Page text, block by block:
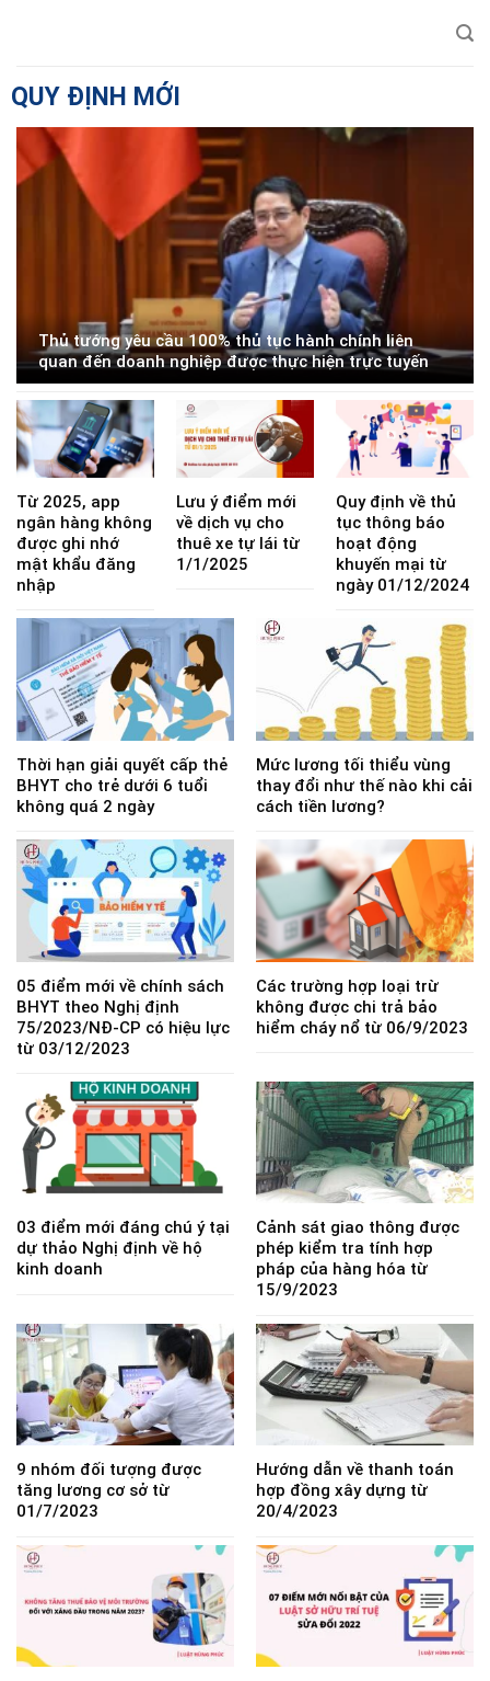
dung
QUY ĐỊNH MỚI
Thủ tướng yêu cầu 100% thủ tục hành chính liên
quan đến doanh nghiệp được thực hiện trực tuyến
Từ 2025, app
ngân hàng không
được ghi nhớ
mật khẩu đăng
nhập
Lưu ý điểm mới
về dịch vụ cho
thuê xe tự lái từ
1/1/2025
Quy định về thủ
tục thông báo
hoạt động
khuyến mại từ
ngày 01/12/2024
Thời hạn giải quyết cấp thẻ
BHYT cho trẻ dưới 6 tuổi
không quá 2 ngày
Mức lương tối thiểu vùng
thay đổi như thế nào khi cải
cách tiền lương?
05 điểm mới về chính sách
BHYT theo Nghị định
75/2023/NĐ-CP có hiệu lực
từ 03/12/2023
Các trường hợp loại trừ
không được chi trả bảo
hiểm cháy nổ từ 06/9/2023
03 điểm mới đáng chú ý tại
dự thảo Nghị định về hộ
kinh doanh
Cảnh sát giao thông được
phép kiểm tra tính hợp
pháp của hàng hóa từ
15/9/2023
9 nhóm đối tượng được
tăng lương cơ sở từ
01/7/2023
Hướng dẫn về thanh toán
hợp đồng xây dựng từ
20/4/2023